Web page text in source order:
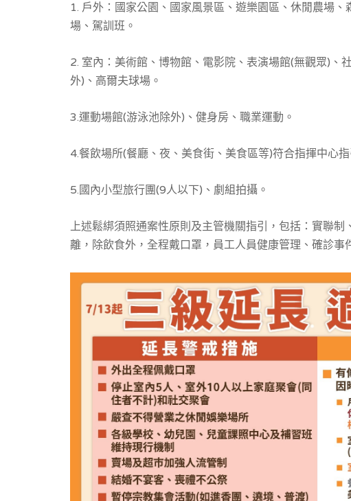
1. 戶外：國家公園、國家風景區、遊樂園區、休閒農場
場、駕訓班。
2. 室內：美術館、博物館、電影院、表演場館(無觀眾)、
外)、高爾夫球場。
3.運動場館(游泳池除外)、健身房、職業運動。
4.餐飲場所(餐廳、夜、美食街、美食區等)符合指揮中心指
5.國內小型旅行團(9人以下)、劇組拍攝。
上述鬆綁須照通案性原則及主管機關指引，包括：實聯
離，除飲食外，全程戴口罩，員工人員健康管理、確診事